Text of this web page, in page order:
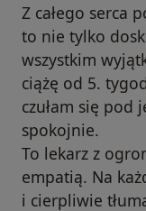
Z całego serca
to nie tylko
wszystkim
ciążę od 5.
czułam się pod
spokojnie.
To lekarz z
empatią. Na
i cierpliwie